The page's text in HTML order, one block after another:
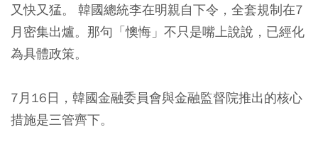
又快又猛。 韓國總統李在明親自下令，全套規制在7
月密集出爐。那句「懊悔」不只是嘴上說說，已經化
為具體政策。
7月16日，韓國金融委員會與金融監督院推出的核心
措施是三管齊下。